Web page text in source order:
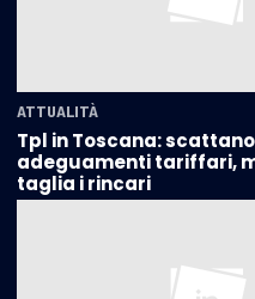
ATTUALITÀ
Tpl in Toscana:
adeguamenti tariffari,
taglia i rincari